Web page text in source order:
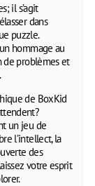
il s’agit
dans
puzzle.
hommage au
de problèmes et
de BoxKid
un jeu de
l’intellect, la
des
votre esprit